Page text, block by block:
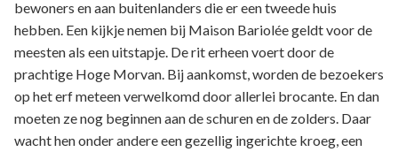
bewoners en aan buitenlanders die er een tweede huis
hebben. Een kijkje nemen bij Maison Bariolée geldt voor de
meesten als een uitstapje. De rit erheen voert door de
prachtige Hoge Morvan. Bij aankomst, worden de bezoekers
op het erf meteen verwelkomd door allerlei brocante. En dan
moeten ze nog beginnen aan de schuren en de zolders. Daar
wacht hen onder andere een gezellig ingerichte kroeg, een